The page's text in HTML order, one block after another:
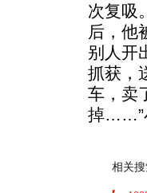
次复吸
后，他
别人开
抓获，
车，卖
掉……”
相关